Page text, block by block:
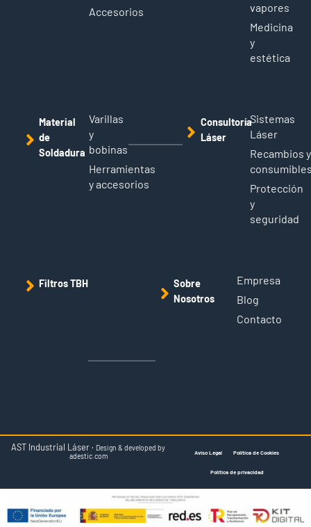
Accesorios
vapores
Medicina
y
estética
Material
de
Soldadura
Varillas
y
bobinas
Herramientas
y accesorios
Consultoría
Láser
Sistemas
Láser
Recambios y
Protección
y
seguridad
Filtros TBH
Sobre
Nosotros
Empresa
Blog
Contacto
AST Industrial Láser · Design & developed by
adestic.com
Aviso Legal Política de Cookies
Política de privacidad